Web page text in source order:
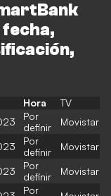
Hora
TV
Por
definir
Movistar
Por
definir
Movistar
Por
definir
Movistar
Por